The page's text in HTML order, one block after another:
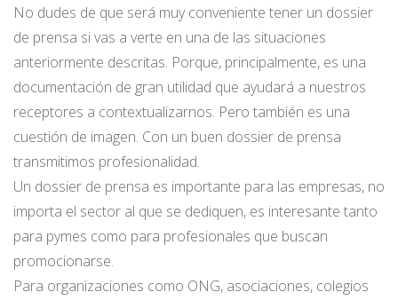
No dudes de que será muy conveniente tener un dossier
de prensa si vas a verte en una de las situaciones
anteriormente descritas. Porque, principalmente, es una
documentación de gran utilidad que ayudará a nuestros
receptores a contextualizarnos. Pero también es una
cuestión de imagen. Con un buen dossier de prensa
transmitimos profesionalidad.
Un dossier de prensa es importante para las empresas, no
importa el sector al que se dediquen, es interesante tanto
para pymes como para profesionales que buscan
promocionarse.
Para organizaciones como ONG, asociaciones, colegios